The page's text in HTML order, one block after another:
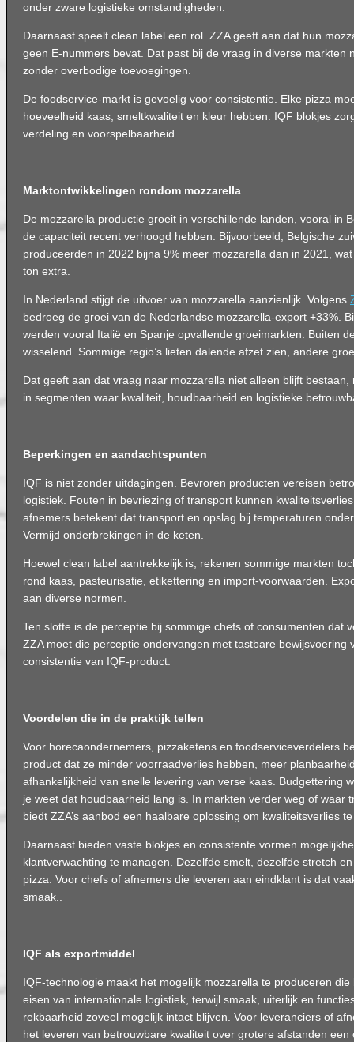
onder zware logistieke omstandigheden.
Daarnaast speelt clean label een rol. ZZA geeft aan dat hun
geen E-nummers bevat. Dat past bij de vraag in diverse markten
zonder overbodige toevoegingen.
De foodservice-markt is gevoelig voor consistentie. Elke pizza
hoeveelheid kaas, smeltkwaliteit en kleur hebben. IQF blokjes
verdeling en voorspelbaarheid.
Marktontwikkelingen rondom mozzarella
De mozzarella productie groeit in verschillende landen, vooral in
de capaciteit recent verhoogd hebben. Bijvoorbeeld, Belgische
produceerden in 2022 bijna 9% meer mozzarella dan in 2021,
ton extra.
In Nederland stijgt de uitvoer van mozzarella aanzienlijk. Volgens
bedroeg de groei van de Nederlandse mozzarella-export +33%.
werden vooral Italië en Spanje opvallende groeimarkten. Buiten
wisselend. Sommige regio’s lieten dalende afzet zien, andere
Dat geeft aan dat vraag naar mozzarella niet alleen blijft
in segmenten waar kwaliteit, houdbaarheid en logistieke
Beperkingen en aandachtspunten
IQF is niet zonder uitdagingen. Bevroren producten vereisen
logistiek. Fouten in bevriezing of transport kunnen
afnemers betekent dat transport en opslag bij temperaturen
Vermijd onderbrekingen in de keten.
Hoewel clean label aantrekkelijk is, rekenen sommige markten
rond kaas, pasteurisatie, etikettering en import-voorwaarden.
aan diverse normen.
Ten slotte is de perceptie bij sommige chefs of consumenten dat
ZZA moet die perceptie ondervangen met tastbare bewijsvoering
consistentie van IQF-product.
Voordelen die in de praktijk tellen
Voor horecaondernemers, pizzaketens en foodserviceverdelers
product dat ze minder voorraadverlies hebben, meer
afhankelijkheid van snelle levering van verse kaas. Budgettering
je weet dat houdbaarheid lang is. In markten verder weg of waar
biedt ZZA’s aanbod een haalbare oplossing om kwaliteitsverlies
Daarnaast bieden vaste blokjes en consistente vormen
klantverwachting te managen. Dezelfde smelt, dezelfde stretch
pizza. Voor chefs of afnemers die leveren aan eindklant is dat
smaak..
IQF als exportmiddel
IQF-technologie maakt het mogelijk mozzarella te produceren
eisen van internationale logistiek, terwijl smaak, uiterlijk en
rekbaarheid zoveel mogelijk intact blijven. Voor leveranciers of
het leveren van betrouwbare kwaliteit over grotere afstanden een